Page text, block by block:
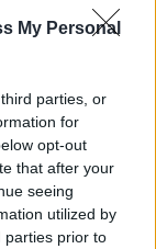
My Personal
parties, or
for
opt-out
that after your
seeing
utilized by
parties prior to
Addio
via
firmato
capitanato
e Alessio
F. Tovaglieri